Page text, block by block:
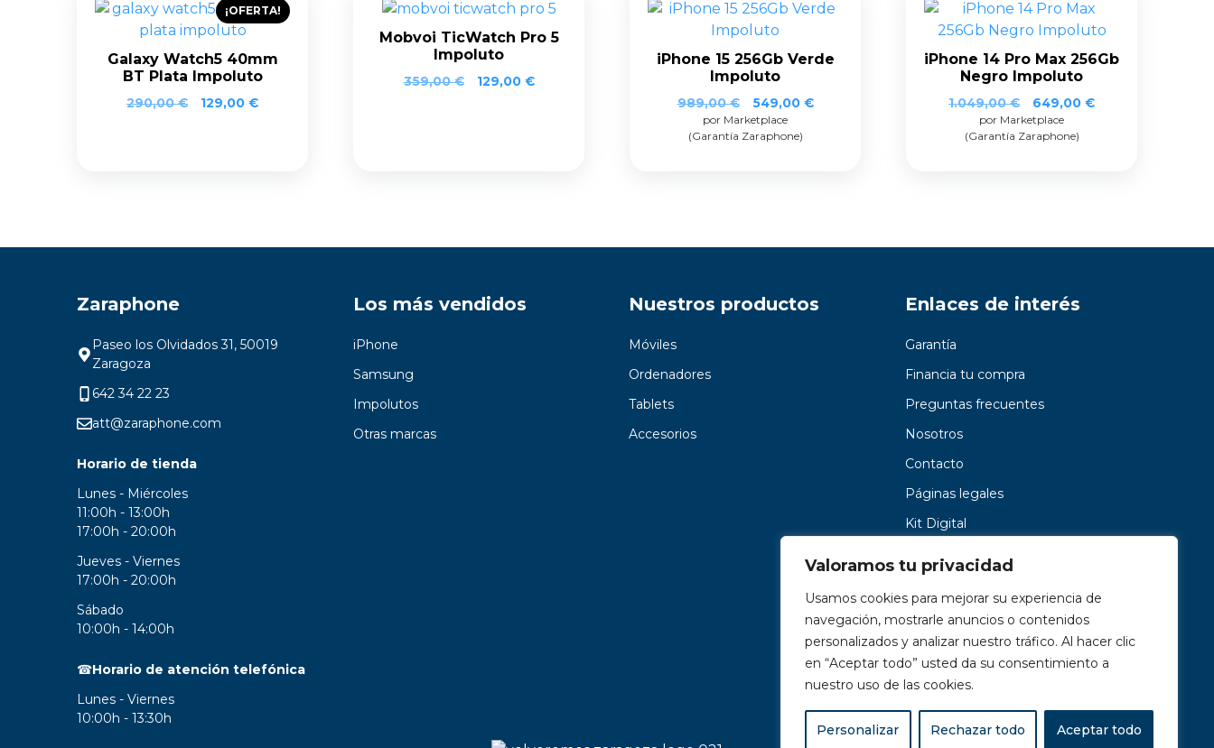
Valoramos tu privacidad
Usamos cookies para mejorar su experiencia de
navegación, mostrarle anuncios o contenidos
personalizados y analizar nuestro tráfico. Al hacer clic
en “Aceptar todo” usted da su consentimiento a
nuestro uso de las cookies.
Personalizar Rechazar todo Aceptar todo
¡OFERTA!
Galaxy Watch5 40mm
BT Plata Impoluto
290,00€ 129,00 €
Mobvoi TicWatch Pro 5
Impoluto
359,00€ 129,00 €
iPhone 15 256Gb Verde
Impoluto
989,00€ 549,00 €
por Marketplace
(Garantía Zaraphone)
iPhone 14 Pro Max 256Gb
Negro Impoluto
1.049,00€ 649,00 €
por Marketplace
(Garantía Zaraphone)
Zaraphone
Paseo los Olvidados 31, 50019
Zaragoza
642 34 22 23
att@zaraphone.com
Horario de tienda
Lunes - Miércoles
11:00h - 13:00h
17:00h - 20:00h
Jueves - Viernes
17:00h - 20:00h
Sábado
10:00h - 14:00h
☎Horario de atención telefónica
Lunes - Viernes
10:00h - 13:30h
Los más vendidos
iPhone
Samsung
Impolutos
Otras marcas
Nuestros productos
Móviles
Ordenadores
Tablets
Accesorios
Enlaces de interés
Garantía
Financia tu compra
Preguntas frecuentes
Nosotros
Contacto
Páginas legales
Kit Digital